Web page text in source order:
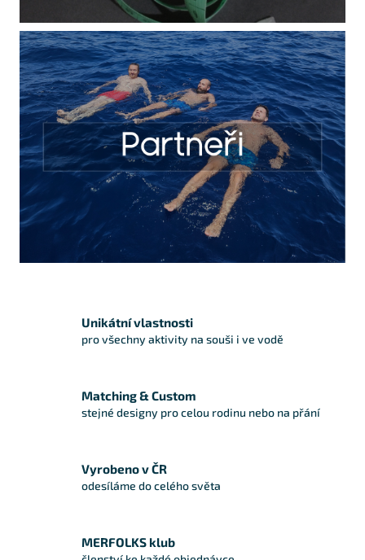
Unikátní vlastnosti
pro všechny aktivity na souši i ve vodě
Matching & Custom
stejné designy pro celou rodinu nebo na přání
Vyrobeno v ČR
odesíláme do celého světa
MERFOLKS klub